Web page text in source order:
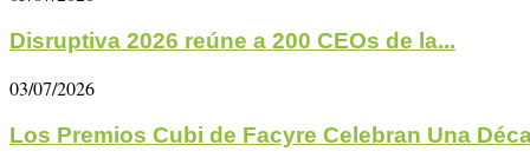
Disruptiva 2026 reúne a 200 CEOs de la...
03/07/2026
Los Premios Cubi de Facyre Celebran Una